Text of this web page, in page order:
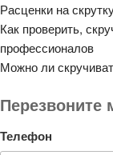
Расценки на
Как проверить,
профессионалов
Можно ли
Перезвоните
Телефон